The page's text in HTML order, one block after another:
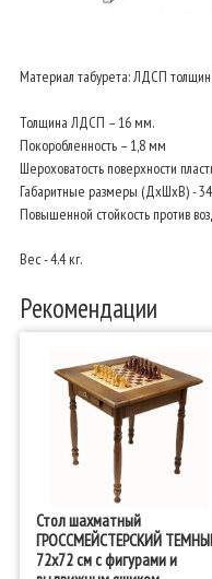
Материал табурета: ЛДСП
Толщина ЛДСП – 16 мм.
Покоробленность – 1,8 мм
Шероховатость поверхности
Габаритные размеры (ДхШхВ) -
Повышенной стойкость против
Вес - 4.4 кг.
Рекомендации
Стол шахматный
ГРОССМЕЙСТЕРСКИЙ
72x72 см с фигурами и